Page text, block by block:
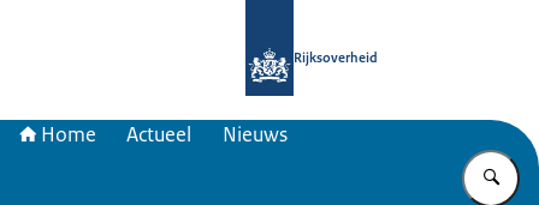
Rijksoverheid
Home Actueel Nieuws